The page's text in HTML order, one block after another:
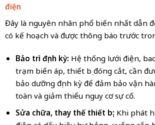
điện
Đây là nguyên nhân phổ biến nhất dẫn
có kế hoạch và được thông báo trước
Bảo trì định kỳ: Hệ thống lưới điện,
trạm biến áp, thiết bị đóng cắt, cần
bảo dưỡng định kỳ để đảm bảo vận
toàn và giảm thiểu nguy cơ sự cố.
Sửa chữa, thay thế thiết bị: Khi phát